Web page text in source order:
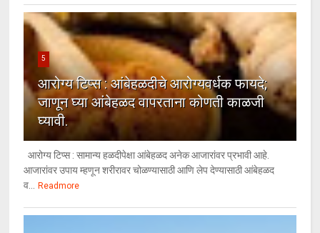
5
आरोग्य टिप्स : आंबेहळदीचे आरोग्यवर्धक फायदे;
जाणून घ्या आंबेहळद वापरताना कोणती काळजी
घ्यावी.
आरोग्य टिप्स : सामान्य हळदीपेक्षा आंबेहळद अनेक आजारांवर प्रभावी आहे.
आजारांवर उपाय म्हणून शरीरावर चोळण्यासाठी आणि लेप देण्यासाठी आंबेहळद
व... Readmore